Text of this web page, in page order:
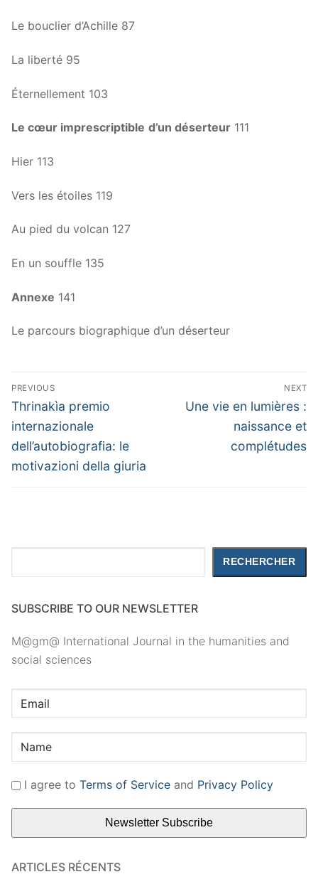
Le bouclier d’Achille 87
La liberté 95
Éternellement 103
Le cœur imprescriptible d’un déserteur 111
Hier 113
Vers les étoiles 119
Au pied du volcan 127
En un souffle 135
Annexe 141
Le parcours biographique d’un déserteur
Navigation
de
l’article
PREVIOUS
Previous
post:
Thrinakìa premio
internazionale
dell’autobiografia: le
motivazioni della giuria
NEXT
Next
Une vie en lumières :
naissance et
complétudes
RECHERCHER
SUBSCRIBE TO OUR NEWSLETTER
M@gm@ International Journal in the humanities and
social sciences
I agree to Terms of Service and Privacy Policy
ARTICLES RÉCENTS